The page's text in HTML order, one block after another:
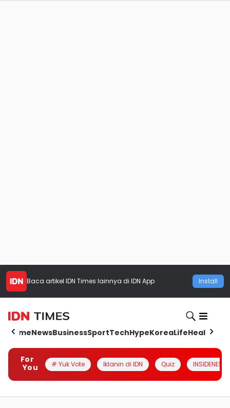
Baca artikel IDN Times lainnya di IDN App Install
HomeNewsBusinessSportTechHypeKoreaLifeHealth
For
You
# Yuk Vote Iklanin di IDN Quiz INSIDENESIA